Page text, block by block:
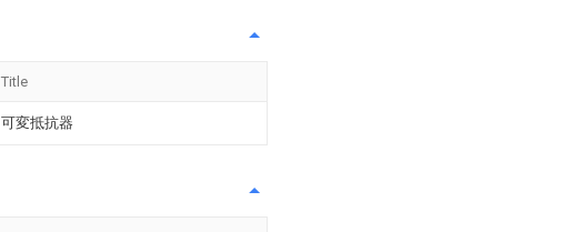
Title
可変抵抗器